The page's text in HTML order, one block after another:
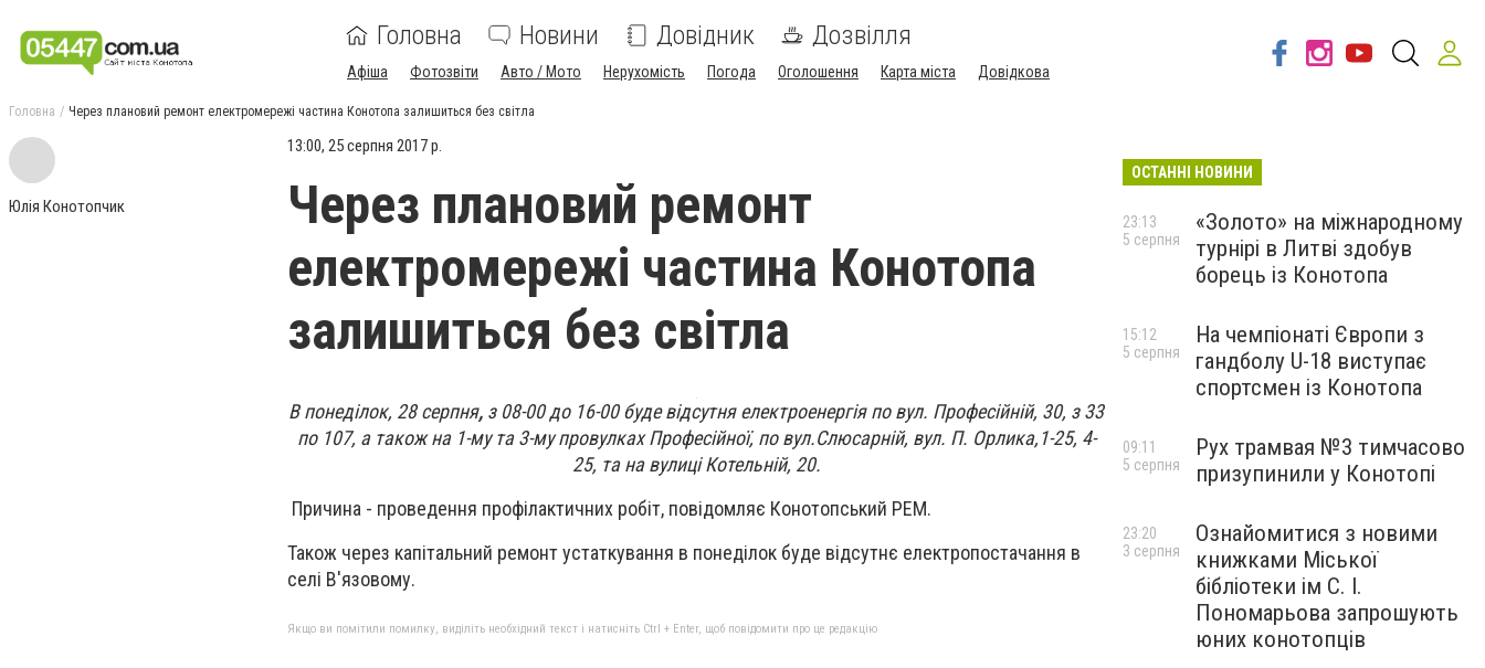
Головна Новини Довідник Дозвілля
Афіша Фотозвіти Авто / Мото Нерухомість Погода Оголошення Карта міста Довідкова
Головна Через плановий ремонт електромережі частина Конотопа залишиться без світла
Юлія Конотопчик
13:00, 25 серпня 2017 р.
Через плановий ремонт
електромережі частина Конотопа
залишиться без світла
В понеділок, 28 серпня, з 08-00 до 16-00 буде відсутня електроенергія по вул. Професійній, 30, з 33
по 107, а також на 1-му та 3-му провулках Професійної, по вул.Слюсарній, вул. П. Орлика,1-25, 4-
25, та на вулиці Котельній, 20.
Причина - проведення профілактичних робіт, повідомляє Конотопський РЕМ.
Також через капітальний ремонт устаткування в понеділок буде відсутнє електропостачання в
селі В'язовому.
Якщо ви помітили помилку, виділіть необхідний текст і натисніть Ctrl + Enter, щоб повідомити про це редакцію
ОСТАННІ НОВИНИ
«Золото» на міжнародному
турнірі в Литві здобув
борець із Конотопа
23:13
5 серпня
На чемпіонаті Європи з
гандболу U-18 виступає
спортсмен із Конотопа
15:12
5 серпня
Рух трамвая №3 тимчасово
призупинили у Конотопі
09:11
5 серпня
Ознайомитися з новими
книжками Міської
бібліотеки ім С. І.
Пономарьова запрошують
юних конотопців
23:20
3 серпня